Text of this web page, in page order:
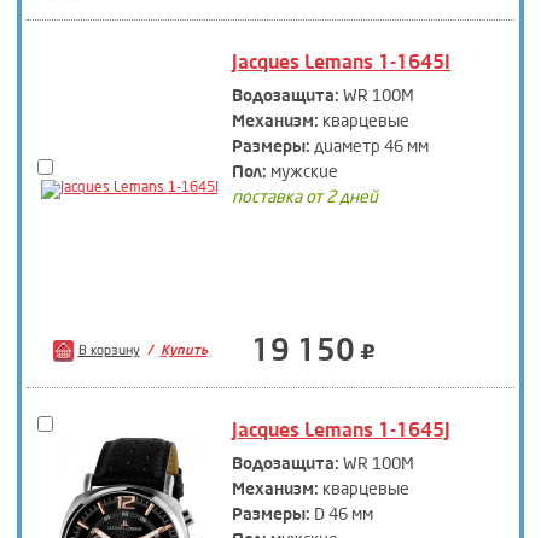
Jacques Lemans 1-1645I
Водозащита: WR 100M
Механизм: кварцевые
Размеры: диаметр 46 мм
Пол: мужские
поставка от 2 дней
В корзину Купить 19 150
Jacques Lemans 1-1645J
Водозащита: WR 100M
Механизм: кварцевые
Размеры: D 46 мм